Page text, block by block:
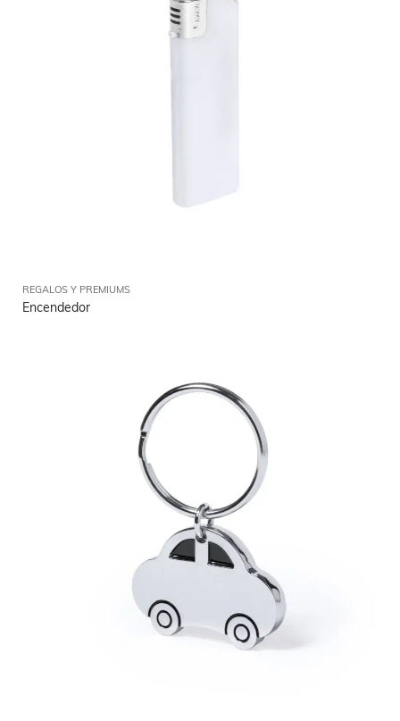
REGALOS Y PREMIUMS
Encendedor